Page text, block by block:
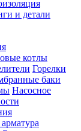
и детали
котлы
Горелки
баки
Насосное